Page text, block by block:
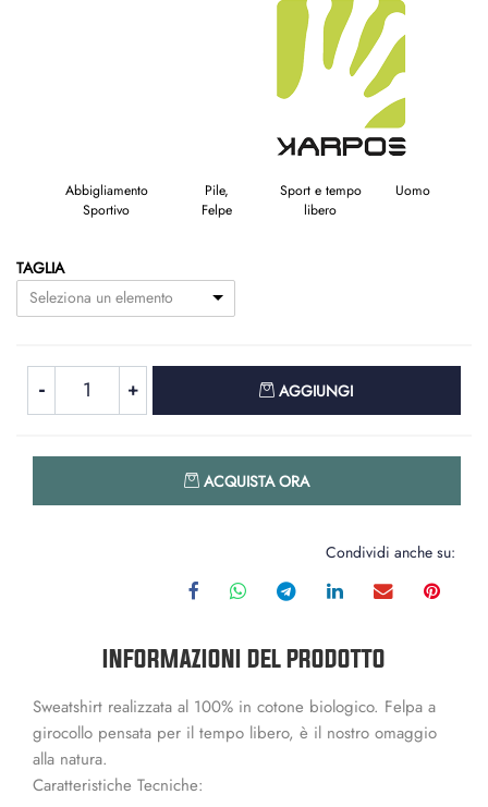
Abbigliamento
Sportivo
Pile,
Felpe
Sport e tempo
libero
Uomo
TAGLIA
Seleziona un elemento
AGGIUNGI
ACQUISTA ORA
Condividi anche su:
INFORMAZIONI DEL PRODOTTO
Sweatshirt realizzata al 100% in cotone biologico. Felpa a
girocollo pensata per il tempo libero, è il nostro omaggio
alla natura.
Caratteristiche Tecniche: